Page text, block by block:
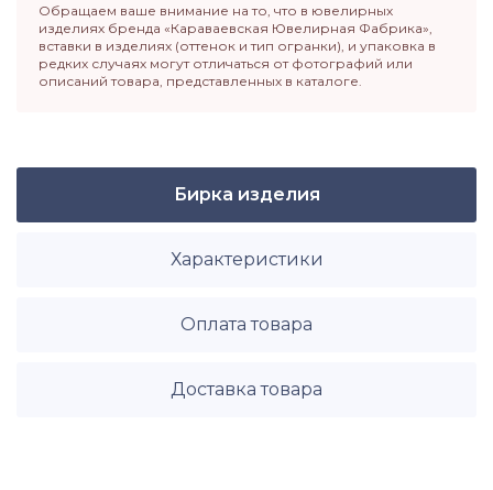
Обращаем ваше внимание на то, что в ювелирных
изделиях бренда «Караваевская Ювелирная Фабрика»,
вставки в изделиях (оттенок и тип огранки), и упаковка в
редких случаях могут отличаться от фотографий или
описаний товара, представленных в каталоге.
Бирка изделия
Характеристики
Оплата товара
Доставка товара